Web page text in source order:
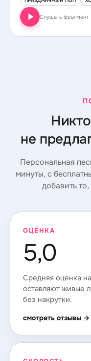
Слушать фрагмент
не
Персональная
минуты, с
добавить
ОЦЕНКА
5,0
Средняя оценка
оставляют живые
без накрутки.
смотреть отзывы →